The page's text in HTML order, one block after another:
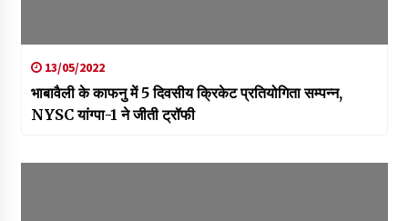
13/05/2022
भाबावैली के काफनु में 5 दिवसीय क्रिकेट प्रतियोगिता सम्पन्न,
NYSC यांग्पा-1 ने जीती ट्रॉफी